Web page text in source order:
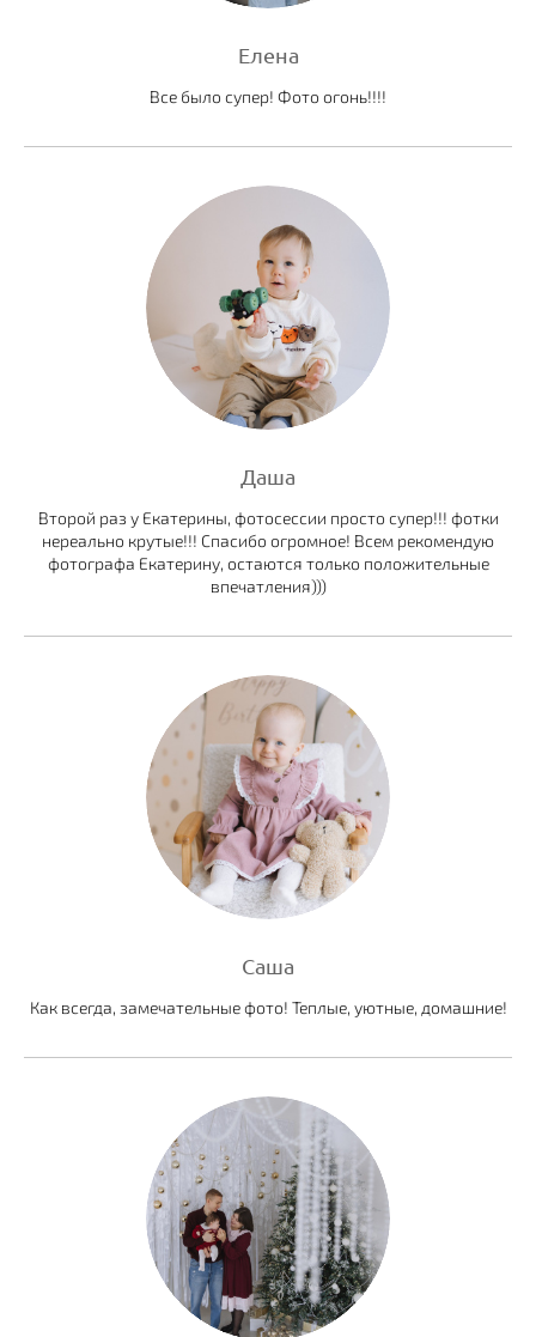
Елена
Все было супер! Фото огонь!!!!
Даша
Второй раз у Екатерины, фотосессии просто супер!!! фотки
нереально крутые!!! Спасибо огромное! Всем рекомендую
фотографа Екатерину, остаются только положительные
впечатления)))
Саша
Как всегда, замечательные фото! Теплые, уютные, домашние!